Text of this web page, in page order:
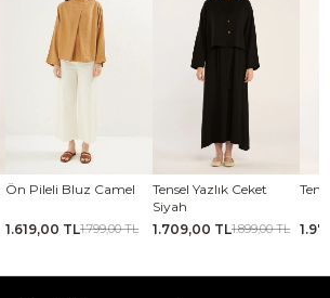
Ön Pileli Bluz Camel
1.619,00 TL1.799,00 TL
Tensel Yazlık Ceket
Siyah
1.709,00 TL1.899,00 TL